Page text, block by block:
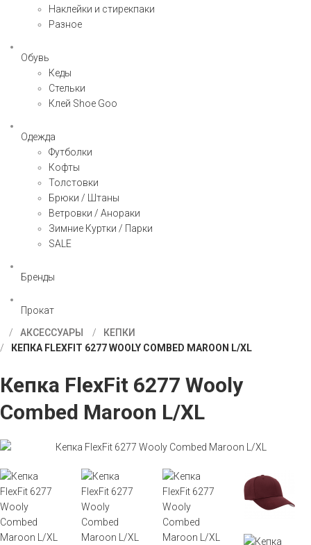
Наклейки и стирекпаки
Разное
Обувь
Кеды
Стельки
Клей Shoe Goo
Одежда
Футболки
Кофты
Толстовки
Брюки / Штаны
Ветровки / Анораки
Зимние Куртки / Парки
SALE
Бренды
Прокат
АКСЕССУАРЫ
КЕПКИ
КЕПКА FLEXFIT 6277 WOOLY COMBED MAROON L/XL
Кепка FlexFit 6277 Wooly
Combed Maroon L/XL